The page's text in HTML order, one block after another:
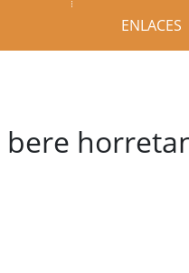
ENLACES